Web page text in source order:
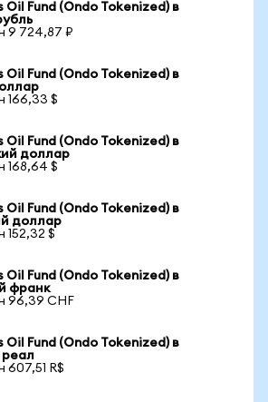
Fund (Ondo Tokenized) в
9 724,87 ₽
Fund (Ondo Tokenized) в
166,33 $
Fund (Ondo Tokenized) в
доллар
168,64 $
Fund (Ondo Tokenized) в
доллар
152,32 $
Fund (Ondo Tokenized) в
франк
96,39 CHF
Fund (Ondo Tokenized) в
реал
607,51 R$